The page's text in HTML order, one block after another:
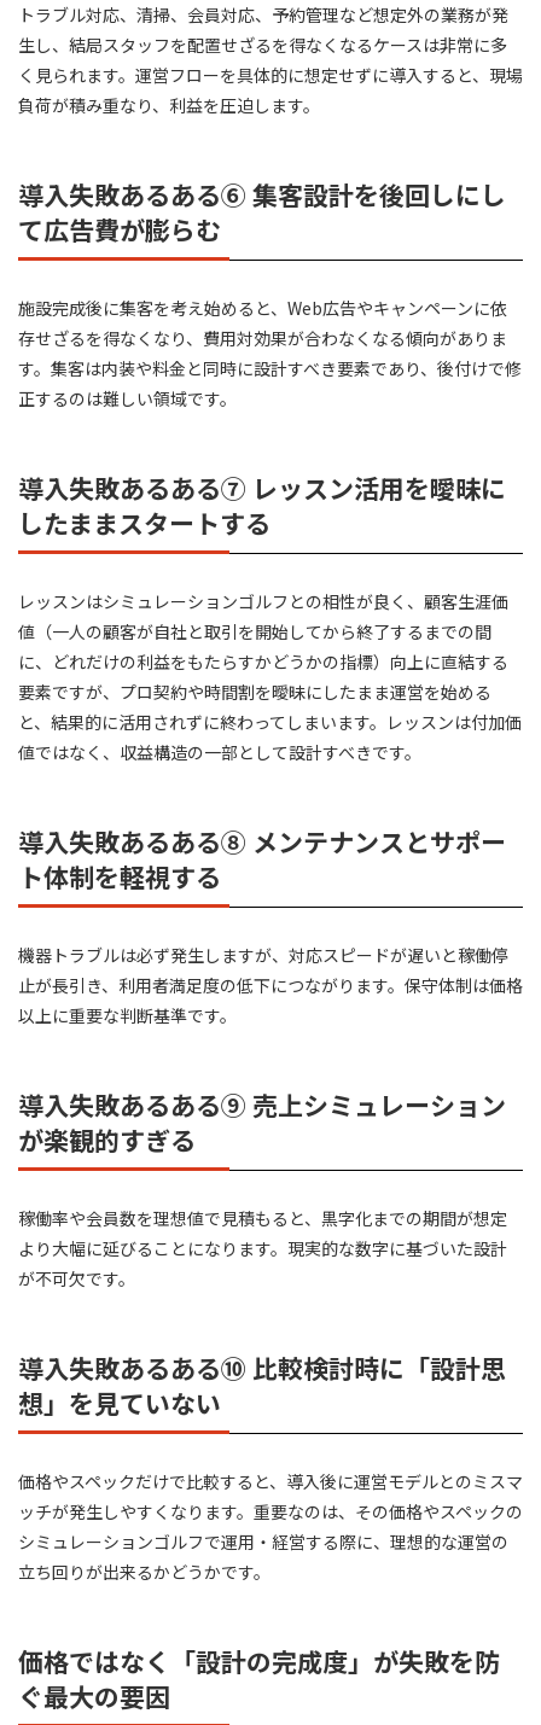
トラブル対応、清掃、会員対応、予約管理など想定外の業務が発
生し、結局スタッフを配置せざるを得なくなるケースは非常に多
く見られます。運営フローを具体的に想定せずに導入すると、現場
負荷が積み重なり、利益を圧迫します。
導入失敗あるある⑥ 集客設計を後回しにし
て広告費が膨らむ
施設完成後に集客を考え始めると、Web広告やキャンペーンに依
存せざるを得なくなり、費用対効果が合わなくなる傾向がありま
す。集客は内装や料金と同時に設計すべき要素であり、後付けで修
正するのは難しい領域です。
導入失敗あるある⑦ レッスン活用を曖昧に
したままスタートする
レッスンはシミュレーションゴルフとの相性が良く、顧客生涯価
値（一人の顧客が自社と取引を開始してから終了するまでの間
に、どれだけの利益をもたらすかどうかの指標）向上に直結する
要素ですが、プロ契約や時間割を曖昧にしたまま運営を始める
と、結果的に活用されずに終わってしまいます。レッスンは付加価
値ではなく、収益構造の一部として設計すべきです。
導入失敗あるある⑧ メンテナンスとサポー
ト体制を軽視する
機器トラブルは必ず発生しますが、対応スピードが遅いと稼働停
止が長引き、利用者満足度の低下につながります。保守体制は価格
以上に重要な判断基準です。
導入失敗あるある⑨ 売上シミュレーション
が楽観的すぎる
稼働率や会員数を理想値で見積もると、黒字化までの期間が想定
より大幅に延びることになります。現実的な数字に基づいた設計
が不可欠です。
導入失敗あるある⑩ 比較検討時に「設計思
想」を見ていない
価格やスペックだけで比較すると、導入後に運営モデルとのミスマ
ッチが発生しやすくなります。重要なのは、その価格やスペックの
シミュレーションゴルフで運用・経営する際に、理想的な運営の
立ち回りが出来るかどうかです。
価格ではなく「設計の完成度」が失敗を防
ぐ最大の要因